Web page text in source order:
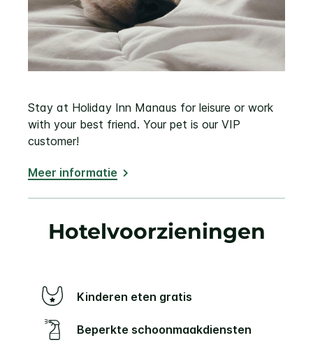
Stay at Holiday Inn Manaus for leisure or work
with your best friend. Your pet is our VIP
customer!
Meer informatie
Hotelvoorzieningen
Kinderen eten gratis
Beperkte schoonmaakdiensten